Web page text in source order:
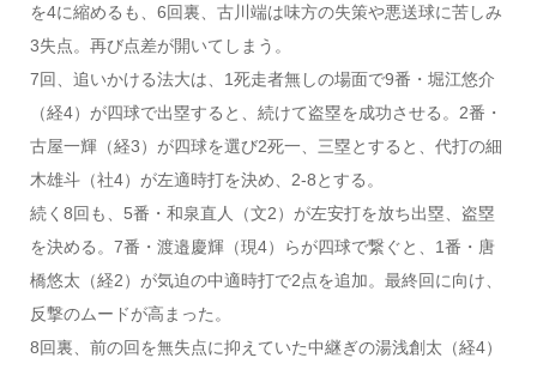
を4に縮めるも、6回裏、古川端は味方の失策や悪送球に苦しみ
3失点。再び点差が開いてしまう。
7回、追いかける法大は、1死走者無しの場面で9番・堀江悠介
（経4）が四球で出塁すると、続けて盗塁を成功させる。2番・
古屋一輝（経3）が四球を選び2死一、三塁とすると、代打の細
木雄斗（社4）が左適時打を決め、2-8とする。
続く8回も、5番・和泉直人（文2）が左安打を放ち出塁、盗塁
を決める。7番・渡邉慶輝（現4）らが四球で繋ぐと、1番・唐
橋悠太（経2）が気迫の中適時打で2点を追加。最終回に向け、
反撃のムードが高まった。
8回裏、前の回を無失点に抑えていた中継ぎの湯浅創太（経4）